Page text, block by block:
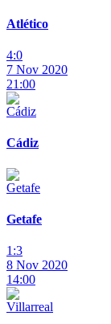
Atlético
4:0
7 Nov 2020
21:00
Cádiz
Getafe
1:3
8 Nov 2020
14:00